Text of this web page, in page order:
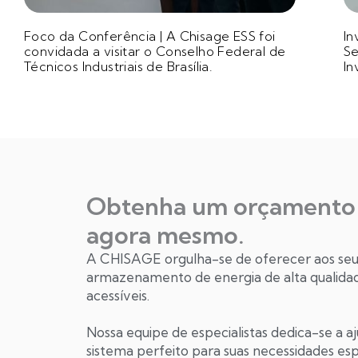
Foco da Conferência | A Chisage ESS foi
convidada a visitar o Conselho Federal de
Técnicos Industriais de Brasília.
Obtenha um
agora mesmo.
A CHISAGE orgulha-se de oferecer aos
armazenamento de energia de alta
acessíveis.
Nossa equipe de especialistas dedica-se a
sistema perfeito para suas necessidades